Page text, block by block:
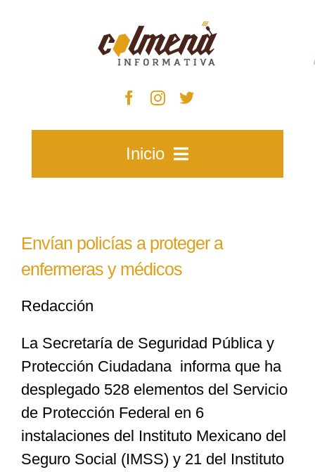
Inicio
Zacatecas
Especiales
Nacional
Opinión
Envían policías a proteger a
enfermeras y médicos
Redacción
La Secretaría de Seguridad Pública y
Protección Ciudadana informa que ha
desplegado 528 elementos del Servicio
de Protección Federal en 6
instalaciones del Instituto Mexicano del
Seguro Social (IMSS) y 21 del Instituto